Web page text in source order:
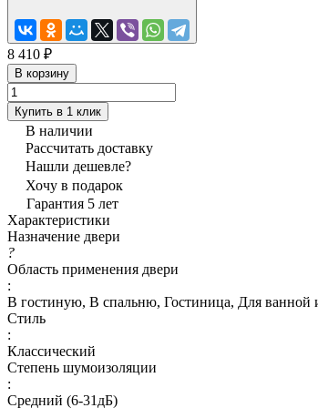
8 410 ₽
В корзину
Купить в 1 клик
В наличии
Рассчитать доставку
Нашли дешевле?
Хочу в подарок
Гарантия 5 лет
Характеристики
Назначение двери
?
Область применения двери
:
В гостиную, В спальню, Гостиница, Для ванной
Стиль
:
Классический
Степень шумоизоляции
:
Средний (6-31дБ)